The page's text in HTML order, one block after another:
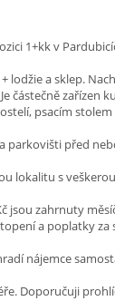
1+kk v
lodžie a sklep.
částečně zařízen
psacím
parkovišti před
lokalitu s
jsou zahrnuty
topení a poplatky
nájemce
Doporučuji